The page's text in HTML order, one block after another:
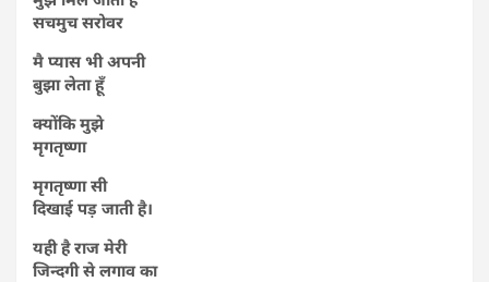
सचमुच सरोवर
मै प्यास भी अपनी
बुझा लेता हूँ
क्योंकि मुझे
मृगतृष्णा
मृगतृष्णा सी
दिखाई पड़ जाती है।
यही है राज मेरी
जिन्दगी से लगाव का